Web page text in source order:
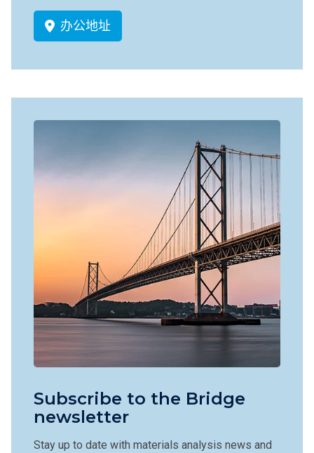
办公地址
Subscribe to the Bridge
newsletter
Stay up to date with materials analysis news and